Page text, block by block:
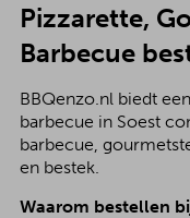
Pizzarette,
Barbecue
BBQenzo.nl biedt
barbecue in Soest
barbecue,
en bestek.
Waarom bestellen